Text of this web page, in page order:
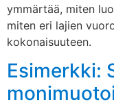
ymmärtää, miten
miten eri lajien
kokonaisuuteen.
Esimerkki: